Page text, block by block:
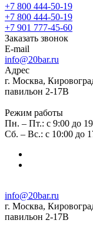
+7 800 444-50-19
+7 800 444-50-19
+7 901 777-45-60
Заказать звонок
E-mail
info@20bar.ru
Адрес
г. Москва,
павильон 2-17В
Режим работы
Пн. – Пт.: с 9:00 до
Сб. – Вс.: с 10:00 до
info@20bar.ru
г. Москва,
павильон 2-17В